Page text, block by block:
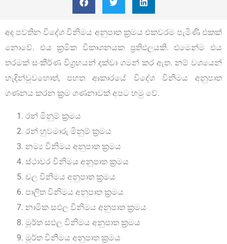
අද පවතින විදේශ විනිමය අනුපාත ක‍්‍රමය එකවරම පැමිණි එකක්
නොවේ. එය ක‍්‍රමික විකාශනයක ප‍්‍රතිඵලයකි. එමෙන්ම එය
තරමක් සංකීර්ණ විග‍්‍රහයන් දක්වා ගමන් කර ඇත. නම් වශයෙන්
හැඳින්වුවහොත්, පහත ආකාරයේ විදේශ විනිමය අනුපාත
ගණනය කරන ක‍්‍රම ගණනාවක් අපට හමු වේ.
රන් මිනුම් ක‍්‍රමය
රන් හුවමාරු මිනුම් ක‍්‍රමය
නම්‍ය විනිමය අනුපාත ක‍්‍රමය
ස්ථාවර විනිමය අනුපාත ක‍්‍රමය
චල විනිමය අනුපාත ක‍්‍රමය
පාලිත විනිමය අනුපාත ක‍්‍රමය
නාමික සඵල විනිමය අනුපාත ක‍්‍රමය
මූර්ත සඵල විනිමය අනුපාත ක‍්‍රමය
මූර්ත විනිමය අනුපාත ක‍්‍රමය